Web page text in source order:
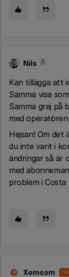
Nils
Kan tillägga att
Samma visa
Samma grej på
med operatören
Hejsan! Om
du inte varit i
ändringar så är
med
problem i Costa
X Xomsom